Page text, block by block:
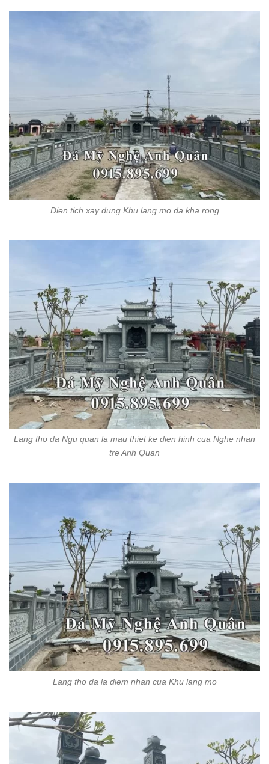
Dien tich xay dung Khu lang mo da kha rong
Lang tho da Ngu quan la mau thiet ke dien hinh cua Nghe nhan
tre Anh Quan
Lang tho da la diem nhan cua Khu lang mo